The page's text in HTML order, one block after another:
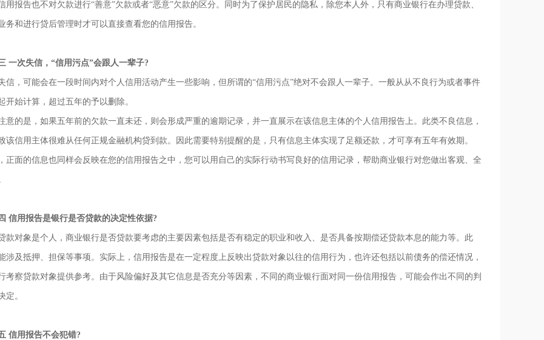
报告也不对欠款进行“善意”欠款或者“恶意”欠款的区分。同时为了保护居民的隐私，除您本人外，只有商业银行在办理贷款、
务和进行贷后管理时才可以直接查看您的信用报告。
一次失信，“信用污点”会跟人一辈子?
，可能会在一段时间内对个人信用活动产生一些影响，但所谓的“信用污点”绝对不会跟人一辈子。一般从从不良行为或者事件
开始计算，超过五年的予以删除。
的是，如果五年前的欠款一直未还，则会形成严重的逾期记录，并一直展示在该信息主体的个人信用报告上。此类不良信息，
该信用主体很难从任何正规金融机构贷到款。因此需要特别提醒的是，只有信息主体实现了足额还款，才可享有五年有效期。
面的信息也同样会反映在您的信用报告之中，您可以用自己的实际行动书写良好的信用记录，帮助商业银行对您做出客观、全
信用报告是银行是否贷款的决定性依据?
对象是个人，商业银行是否贷款要考虑的主要因素包括是否有稳定的职业和收入、是否具备按期偿还贷款本息的能力等。此
涉及抵押、担保等事项。实际上，信用报告是在一定程度上反映出贷款对象以往的信用行为，也许还包括以前债务的偿还情况，
考察贷款对象提供参考。由于风险偏好及其它信息是否充分等因素，不同的商业银行面对同一份信用报告，可能会作出不同的判
定。
用报告不会犯错?